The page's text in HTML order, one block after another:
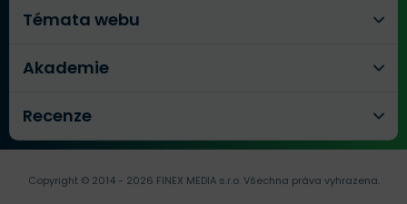
Témata webu
Akademie
Recenze
Copyright © 2014 - 2026 FINEX MEDIA s.r.o.Všechna práva vyhrazena.